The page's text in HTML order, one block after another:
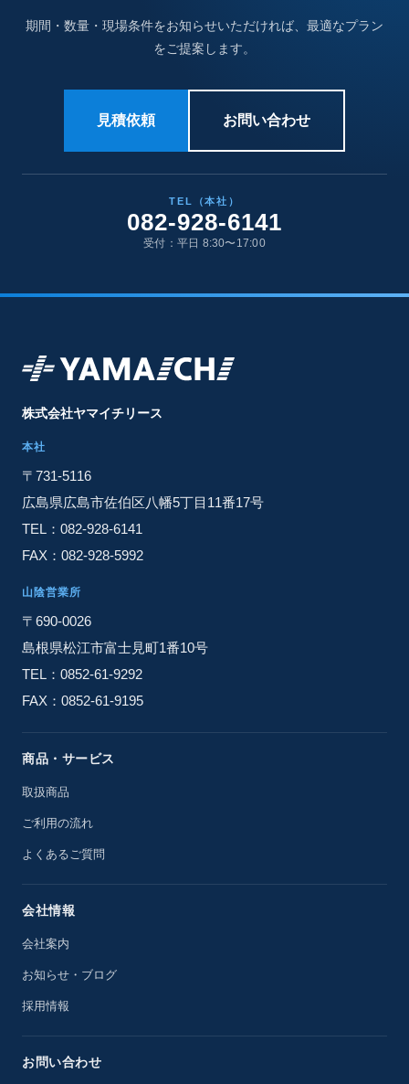
期間・数量・現場条件をお知らせいただければ、最適なプラン
をご提案します。
見積依頼 お問い合わせ
TEL（本社）
082-928-6141
受付：平日 8:30〜17:00
株式会社ヤマイチリース
本社
〒731-5116
広島県広島市佐伯区八幡5丁目11番17号
TEL：082-928-6141
FAX：082-928-5992
山陰営業所
〒690-0026
島根県松江市富士見町1番10号
TEL：0852-61-9292
FAX：0852-61-9195
商品・サービス
取扱商品
ご利用の流れ
よくあるご質問
会社情報
会社案内
お知らせ・ブログ
採用情報
お問い合わせ